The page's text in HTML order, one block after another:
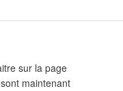
sur la page
maintenant